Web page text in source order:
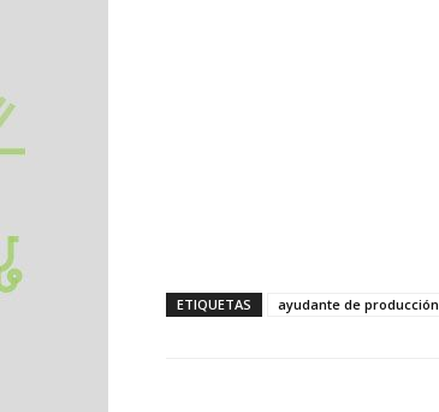
ETIQUETAS ayudante de producción